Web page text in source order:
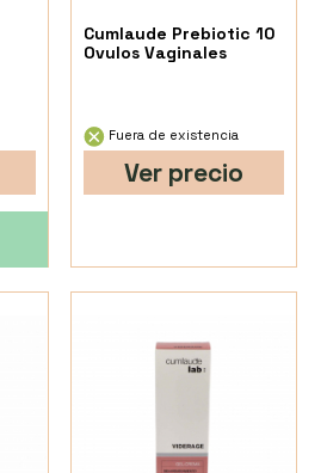
Cumlaude Prebiotic 10
Ovulos Vaginales
Fuera de existencia
Ver precio